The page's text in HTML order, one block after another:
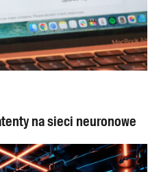
na sieci neuronowe